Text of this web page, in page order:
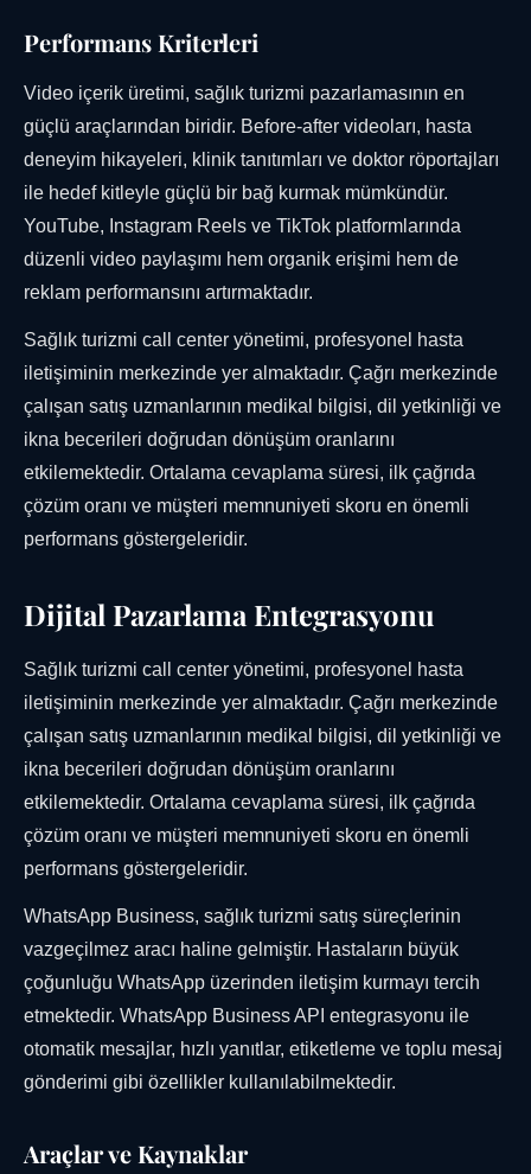
Performans Kriterleri
Video içerik üretimi, sağlık turizmi pazarlamasının en
güçlü araçlarından biridir. Before-after videoları, hasta
deneyim hikayeleri, klinik tanıtımları ve doktor röportajları
ile hedef kitleyle güçlü bir bağ kurmak mümkündür.
YouTube, Instagram Reels ve TikTok platformlarında
düzenli video paylaşımı hem organik erişimi hem de
reklam performansını artırmaktadır.
Sağlık turizmi call center yönetimi, profesyonel hasta
iletişiminin merkezinde yer almaktadır. Çağrı merkezinde
çalışan satış uzmanlarının medikal bilgisi, dil yetkinliği ve
ikna becerileri doğrudan dönüşüm oranlarını
etkilemektedir. Ortalama cevaplama süresi, ilk çağrıda
çözüm oranı ve müşteri memnuniyeti skoru en önemli
performans göstergeleridir.
Dijital Pazarlama Entegrasyonu
Sağlık turizmi call center yönetimi, profesyonel hasta
iletişiminin merkezinde yer almaktadır. Çağrı merkezinde
çalışan satış uzmanlarının medikal bilgisi, dil yetkinliği ve
ikna becerileri doğrudan dönüşüm oranlarını
etkilemektedir. Ortalama cevaplama süresi, ilk çağrıda
çözüm oranı ve müşteri memnuniyeti skoru en önemli
performans göstergeleridir.
WhatsApp Business, sağlık turizmi satış süreçlerinin
vazgeçilmez aracı haline gelmiştir. Hastaların büyük
çoğunluğu WhatsApp üzerinden iletişim kurmayı tercih
etmektedir. WhatsApp Business API entegrasyonu ile
otomatik mesajlar, hızlı yanıtlar, etiketleme ve toplu mesaj
gönderimi gibi özellikler kullanılabilmektedir.
Araçlar ve Kaynaklar